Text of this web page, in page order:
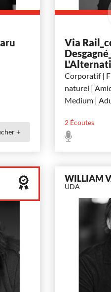
+
Via
Corporatif |
naturel |
Medium |
2 Écoutes
WILLIAM
UDA